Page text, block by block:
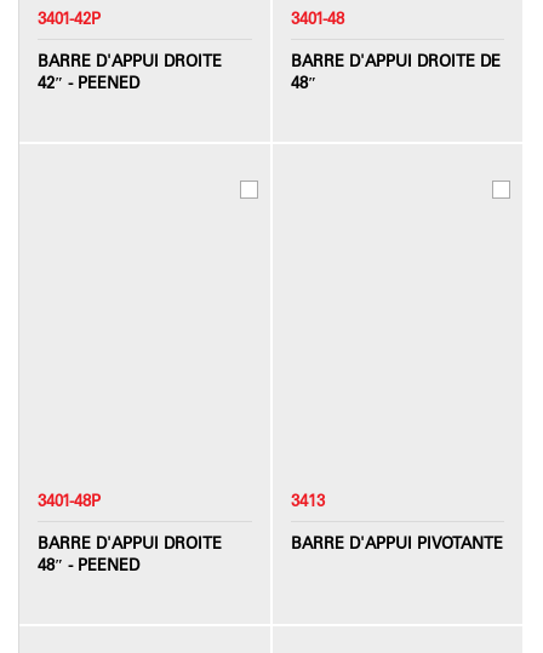
3401-42P
BARRE D'APPUI DROITE
42″ - PEENED
3401-48
BARRE D'APPUI DROITE DE
48″
3401-48P
BARRE D'APPUI DROITE
48″ - PEENED
3413
BARRE D'APPUI PIVOTANTE